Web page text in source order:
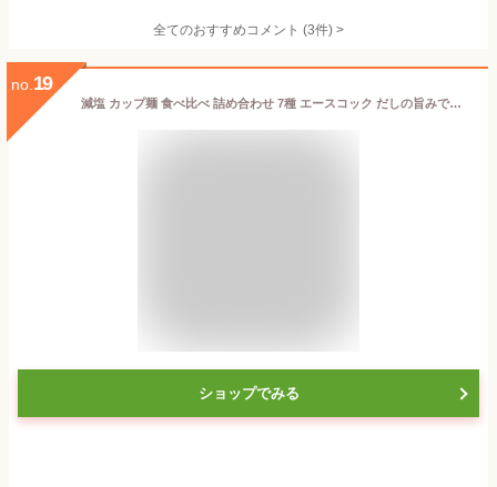
全てのおすすめコメント (3件) >
no. 19
減塩 カップ麺 食べ比べ 詰め合わせ 7種 エースコック だしの旨みで減塩 3種 (小海老天そば 鶏炊きうどん 中華そば) + 日清 塩分控えめPRO 2種 + マルちゃん うまいつゆ 塩分オフ 2種 (天ぷらそば きつねうどん)
ショップでみる